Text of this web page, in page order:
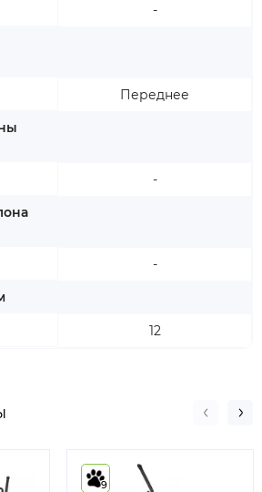
-
Переднее
-
-
12
9